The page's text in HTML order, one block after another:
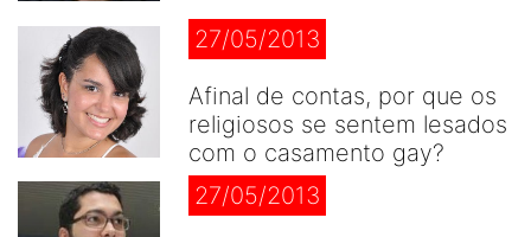
27/05/2013
Afinal de contas, por que os
religiosos se sentem lesados
com o casamento gay?
27/05/2013